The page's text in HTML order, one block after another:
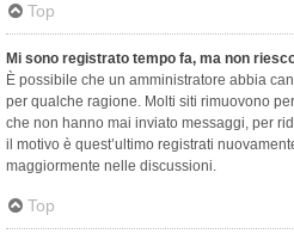
Top
Mi sono registrato tempo fa, ma non
È possibile che un amministratore abbia
per qualche ragione. Molti siti rimuovono
che non hanno mai inviato messaggi, per
il motivo è quest’ultimo registrati
maggiormente nelle discussioni.
Top